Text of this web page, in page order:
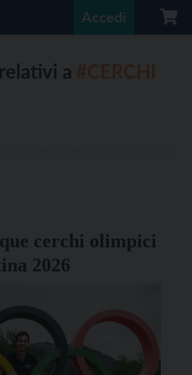
Accedi
a
cerchi olimpici
2026